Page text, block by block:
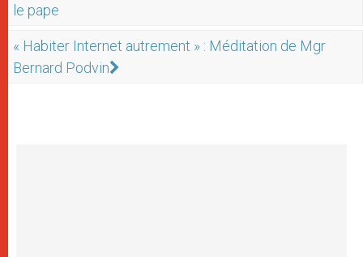
le pape
« Habiter Internet autrement » : Méditation de Mgr
Bernard Podvin